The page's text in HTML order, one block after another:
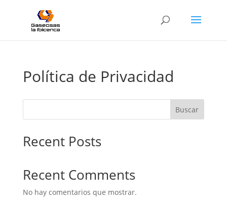
Política de Privacidad
Buscar
Recent Posts
Recent Comments
No hay comentarios que mostrar.